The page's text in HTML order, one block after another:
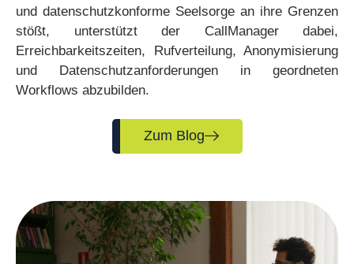
und datenschutzkonforme Seelsorge an ihre Grenzen
stößt, unterstützt der CallManager dabei,
Erreichbarkeitszeiten, Rufverteilung, Anonymisierung
und Datenschutzanforderungen in geordneten
Workflows abzubilden.
Zum Blog